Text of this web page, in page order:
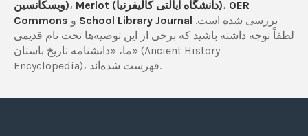
ویسکانسین)، Merlot (دانشگاه ایالتی کالیفرنیا)، OER
Commons
School Library Journal
لطفاً توجه داشته باشید که برخی از این توصیه‌ها تحت نام قدیمی
ما، «دانشنامه تاریخ باستان» (Ancient History
Encyclopedia)، فهرست شده‌اند.